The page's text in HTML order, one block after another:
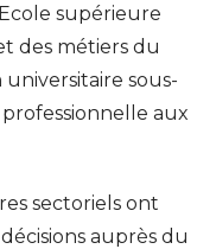
supérieure
des métiers du
sous-
aux
sectoriels ont
auprès du